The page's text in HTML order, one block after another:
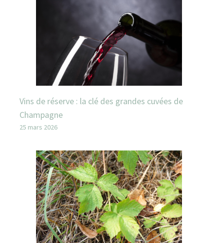
Vins de réserve : la clé des grandes cuvées de
Champagne
25 mars 2026